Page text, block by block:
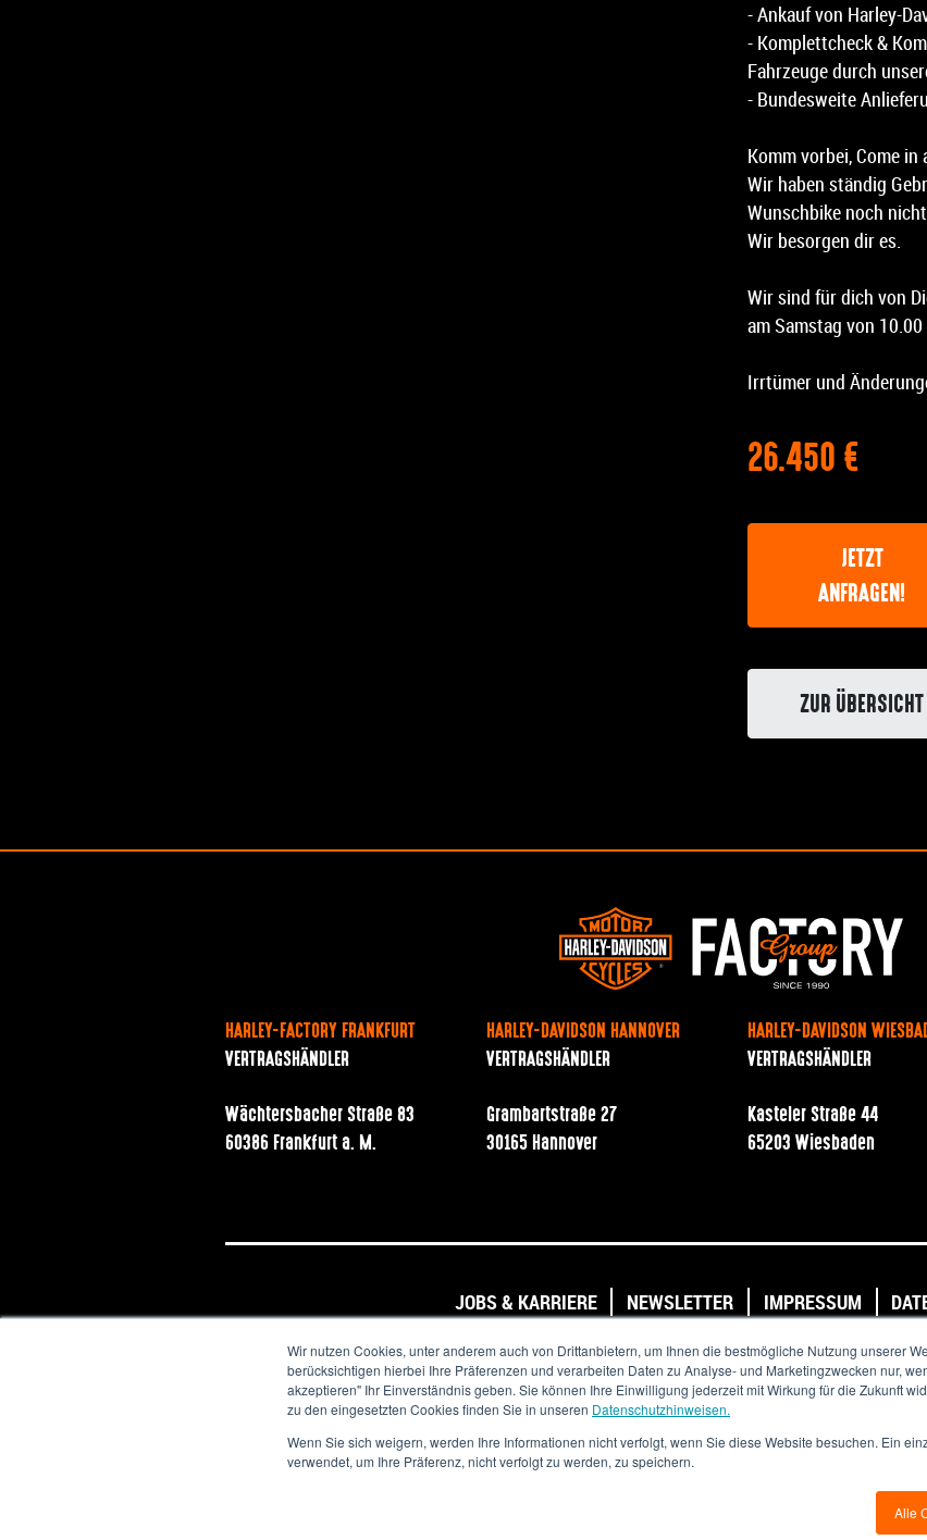
Wir nutzen Cookies, unter anderem auch von Drittanbietern, um Ihnen die bestmögliche Nutzung unserer
berücksichtigen hierbei Ihre Präferenzen und verarbeiten Daten zu Analyse- und Marketingzwecken nur,
akzeptieren" Ihr Einverständnis geben. Sie können Ihre Einwilligung jederzeit mit Wirkung für die Zukunft
zu den eingesetzten Cookies finden Sie in unseren Datenschutzhinweisen.
Wenn Sie sich weigern, werden Ihre Informationen nicht verfolgt, wenn Sie diese Website besuchen. Ein
verwendet, um Ihre Präferenz, nicht verfolgt zu werden, zu speichern.
Alle
- Ankauf von Harley-
- Komplettcheck &
Fahrzeuge durch
- Bundesweite
Komm vorbei, Come in
Wir haben ständig
Wunschbike noch
Wir besorgen dir es.
Wir sind für dich von
am Samstag von
Irrtümer und
26.450 €
JETZT
ANFRAGEN!
ZUR ÜBERSICHT
HARLEY-FACTORY FRANKFURT
VERTRAGSHÄNDLER
Wächtersbacher Straße 83
60386 Frankfurt a. M.
HARLEY-DAVIDSON HANNOVER
VERTRAGSHÄNDLER
Grambartstraße 27
30165 Hannover
HARLEY-DAVIDSON
VERTRAGSHÄNDLER
Kasteler Straße 44
65203 Wiesbaden
JOBS & KARRIERE NEWSLETTER IMPRESSUM
Copyright © 2020. All Rights Reserved.